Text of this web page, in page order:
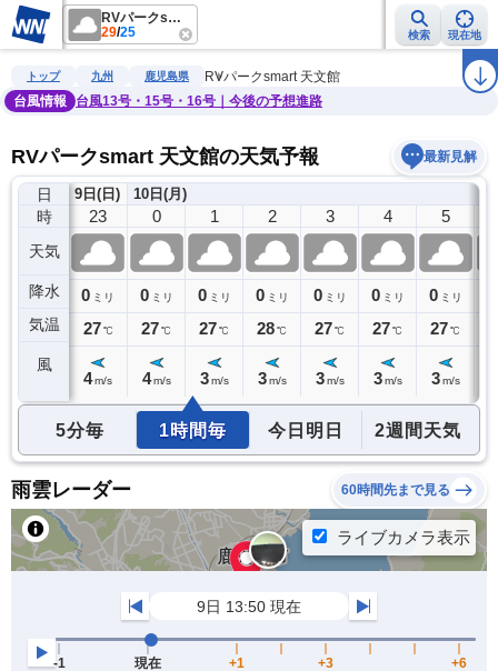
RVパークsmart 天文館
29/25 検索 現在地
雨雲レーダー 台風情報 地震情報 警報・注意報 ラ
トップ 九州 鹿児島県
RVパークsmart 天文館
台風情報
台風13号・15号・16号｜今後の予想進路
RVパークsmart 天文館の天気予報 最新見解
日
時
天気
降水
気温
風
9日(日)
22
0ミリ
27℃
23
0 ミリ
27 ℃
4m/s
10日(月)
0
0 ミリ
27℃
4 m/s
1
0 ミリ
27℃
3 m/s
2
0 ミリ
28℃
3 m/s
3
0 ミリ
27℃
3 m/s
4
0 ミリ
27℃
3 m/s
5
0 ミリ
27℃
3 m/s
5分毎 1時間毎 今日明日 2週間天気
雨雲レーダー 60時間先まで見る